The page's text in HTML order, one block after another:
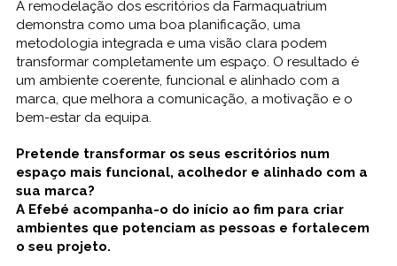
A remodelação dos escritórios da Farmaquatrium
demonstra como uma boa planificação, uma
metodologia integrada e uma visão clara podem
transformar completamente um espaço. O resultado é
um ambiente coerente, funcional e alinhado com a
marca, que melhora a comunicação, a motivação e o
bem-estar da equipa.
Pretende transformar os seus escritórios num
espaço mais funcional, acolhedor e alinhado com a
sua marca?
A Efebé acompanha-o do início ao fim para criar
ambientes que potenciam as pessoas e fortalecem
o seu projeto.